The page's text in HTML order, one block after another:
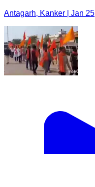
Antagarh, Kanker | Jan